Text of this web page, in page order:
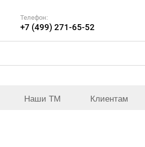
Телефон:
+7 (499) 271-65-52
Наши ТМ Клиентам